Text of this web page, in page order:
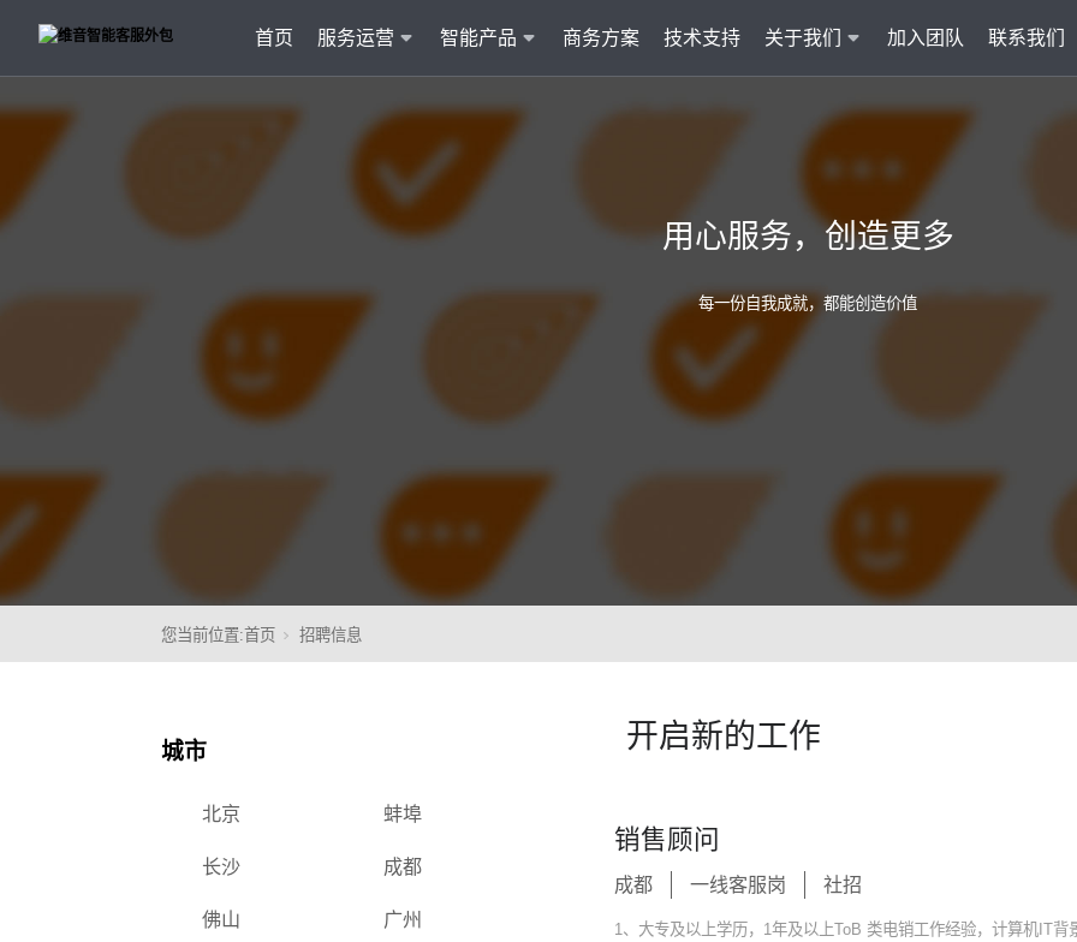
首页 服务运营 智能产品 商务方案 技术支持 关于我们 加入团队 联系我们
维音产品矩阵
· 专属技术顾问进行1对1服务
客户服务
AI知识助手
营销自动化
批量营销发送，提升获客转化
多模态客服
智能交互升级，轻松理解声图文
智能管理
智能排班
集成8种AI技术，快速对接企业系统
语音合成 TTS
即开即用，输入文本立得语音
声纹识别VPR
图像描述 IC
用心服务，创造更多
每一份自我成就，都能创造价值
您当前位置:首页 招聘信息
城市
北京 蚌埠
长沙 成都
佛山 广州
开启新的工作
销售顾问
成都 一线客服岗 社招
1、大专及以上学历，1年及以上ToB 类电销工作经验，计算机IT背